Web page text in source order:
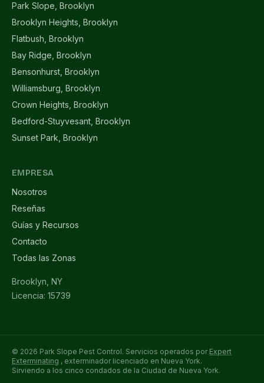
Park Slope, Brooklyn
Brooklyn Heights, Brooklyn
Flatbush, Brooklyn
Bay Ridge, Brooklyn
Bensonhurst, Brooklyn
Williamsburg, Brooklyn
Crown Heights, Brooklyn
Bedford-Stuyvesant, Brooklyn
Sunset Park, Brooklyn
EMPRESA
Nosotros
Reseñas
Guías y Recursos
Contacto
Todas las Zonas
Brooklyn, NY
Licencia: 15739
© 2026 Park Slope Pest Control. Servicios operados por Expert
Exterminating , exterminador licenciado en Nueva York.
Sirviendo a los cinco condados de la Ciudad de Nueva York.